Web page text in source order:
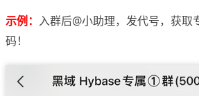
示例： 入群后@小助理，发代号，获取
码！